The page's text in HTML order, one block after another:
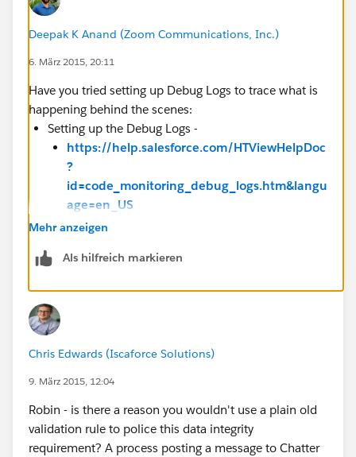
Deepak K Anand (‎‎‎‎‎‎Zoom Communications, Inc.)
6. März 2015, 20:11
Have you tried setting up Debug Logs to trace what is
happening behind the scenes:
Setting up the Debug Logs -
https://help.salesforce.com/HTViewHelpDoc
?
id=code_monitoring_debug_logs.htm&langu
age=en_US
Troubleshooting Your Processes -
lpDoc?
Mehr anzeigen
Als hilfreich markieren
Chris Edwards (Iscaforce Solutions)
9. März 2015, 12:04
Robin - is there a reason you wouldn't use a plain old
validation rule to police this data integrity
requirement? A process posting a message to Chatter